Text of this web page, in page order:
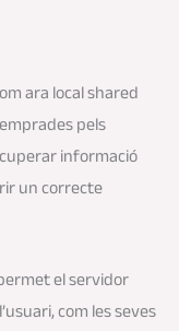
ara local shared
pels
informació
un correcte
el servidor
com les seves